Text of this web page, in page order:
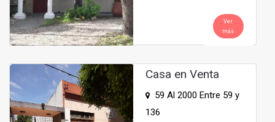
Ver
más
Casa en Venta
59 Al 2000 Entre 59 y
136